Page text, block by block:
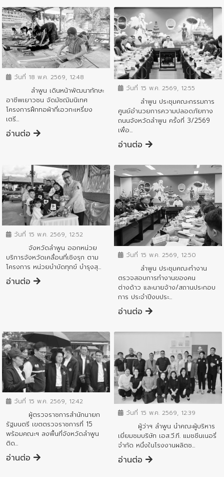
ข่าวสารจังหวัด
วันที่ 18 พ.ค. 2569, 12:48
ลำพูน เดินหน้าพัฒนาทักษะ
อาชีพเยาวชน จัดมัชฌิมนิเทศ
โครงการฝึกทอผ้ากี่เอวกะเหรี่ยง
เตรี...
อ่านต่อ
ข่าวสารจังหวัด
วันที่ 15 พ.ค. 2569, 12:55
ลำพูน ประชุมคณะกรรมการ
ศูนย์อำนวยการความปลอดภัยทาง
ถนนจังหวัดลำพูน ครั้งที่ 3/2569
เพื่อ...
อ่านต่อ
ข่าวสารจังหวัด
วันที่ 15 พ.ค. 2569, 12:52
จังหวัดลำพูน ออกหน่วย
บริการจังหวัดเคลื่อนที่เชิงรุก ตาม
โครงการ หน่วยบำบัดทุกข์ บำรุงสุ...
อ่านต่อ
ข่าวสารจังหวัด
วันที่ 15 พ.ค. 2569, 12:50
ลำพูน ประชุมคณะทำงาน
ตรวจสอบการทำงานของคน
ต่างด้าว และนายจ้าง/สถานประกอบ
การ ประจำปีงบประ...
อ่านต่อ
ข่าวสารจังหวัด
วันที่ 15 พ.ค. 2569, 12:42
ผู้ตรวจราชการสำนักนายก
รัฐมนตรี เขตตรวจราชการที่ 15
พร้อมคณะฯ ลงพื้นที่จังหวัดลำพูน
ติด...
อ่านต่อ
ข่าวสารจังหวัด
วันที่ 15 พ.ค. 2569, 12:39
ผู้ว่าฯ ลำพูน นำคณะผู้บริหาร
เยี่ยมชมบริษัท เอส.วี.ที. แมชชีนเนอรี่
จำกัด หนึ่งในโรงงานผลิตช...
อ่านต่อ